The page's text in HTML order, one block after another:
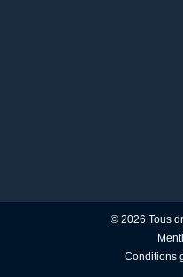
© 2026 Tous
Conditions